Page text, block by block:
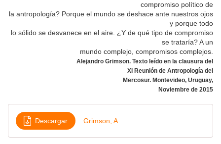
compromiso político de
la antropología? Porque el mundo se deshace ante nuestros ojos
y porque todo
lo sólido se desvanece en el aire. ¿Y de qué tipo de compromiso
se trataría? A un
mundo complejo, compromisos complejos.
Alejandro Grimson. Texto leído en la clausura del
XI Reunión de Antropología del
Mercosur. Montevideo, Uruguay,
Noviembre de 2015
Descargar Grimson, A